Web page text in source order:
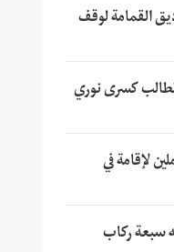
القمامة لوقف
كسرى نوري
لإقامة في
سبعة ركاب